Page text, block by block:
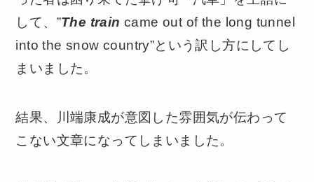
して、”The train came out of the long tunnel
into the snow country”という訳し方にしてし
まいました。
結果、川端康成が意図した雰囲気が伝わって
こない文章になってしまいました。